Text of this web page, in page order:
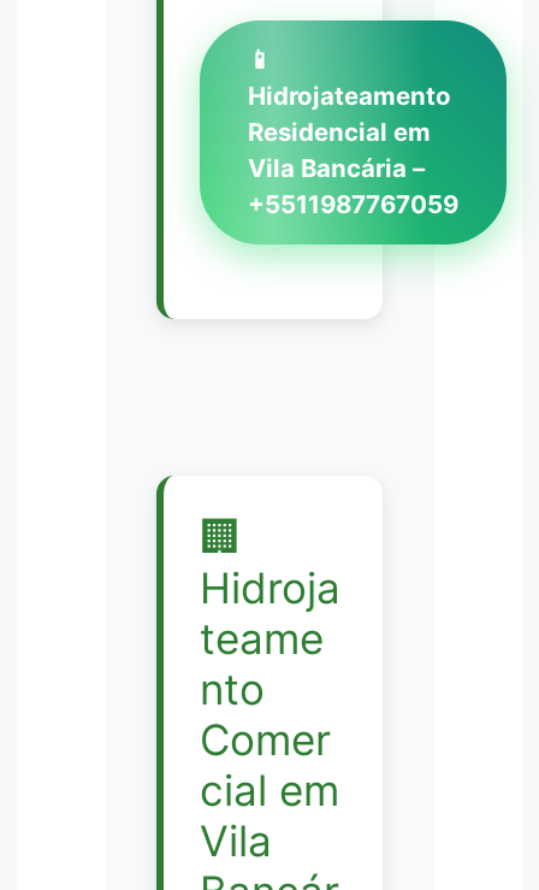
📱
Hidrojateamento
Residencial em
Vila Bancária –
+5511987767059
🏢
Hidroja
teame
nto
Comer
cial em
Vila